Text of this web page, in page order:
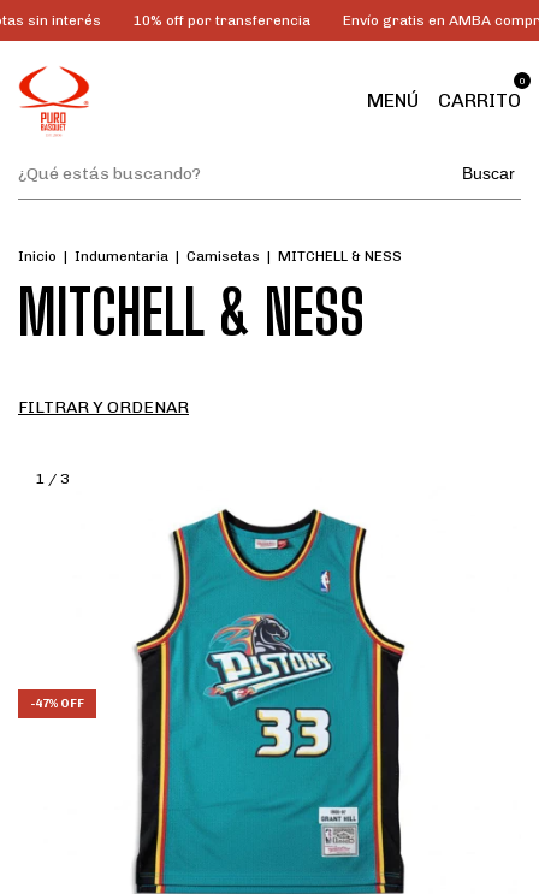
10% off por transferencia Envío gratis en AMBA comprando más
MENÚ CARRITO
0
Buscar
Inicio | Indumentaria | Camisetas | MITCHELL & NESS
MITCHELL & NESS
FILTRAR Y ORDENAR
1 / 3
-47% OFF